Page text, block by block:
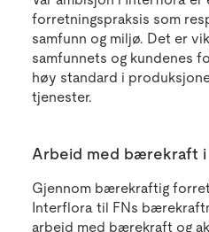
forretningspraksis som
samfunn og miljø. Det er
samfunnets og kundenes
høy standard i
tjenester.
Arbeid med bærekraft
Gjennom bærekraftig
Interflora til FNs
arbeid med bærekraft og